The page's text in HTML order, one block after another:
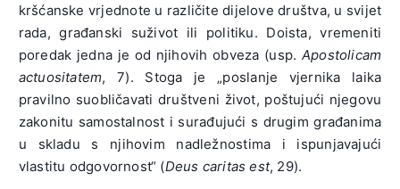
kršćanske vrjednote u različite dijelove društva, u svijet
rada, građanski suživot ili politiku. Doista, vremeniti
poredak jedna je od njihovih obveza (usp. Apostolicam
actuositatem, 7). Stoga je „poslanje vjernika laika
pravilno suobličavati društveni život, poštujući njegovu
zakonitu samostalnost i surađujući s drugim građanima
u skladu s njihovim nadležnostima i ispunjavajući
vlastitu odgovornost“ (Deus caritas est, 29).